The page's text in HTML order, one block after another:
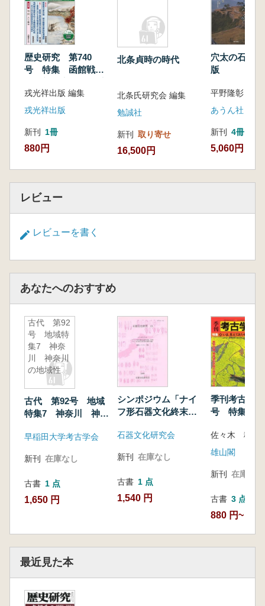
修したか 長崎県立壱岐高等学校 宮野幸
一
文化教養講座 歴史の質問帳(第52回)
〝国主〞や〝城主〞などの呼称による区
別 渡邊洋一
歴史研究 第740
号 特集 函館戦
軍、最後の戦い
戎光祥出版 編集
戎光祥出版
新刊 1冊
880円
北条貞時の時代
北条氏研究会 編集
勉誠社
新刊 取り寄せ
16,500円
穴太の石積
版
平野隆彰 著
あうん社
新刊 4冊
5,060円
レビュー
レビューを書く
あなたへのおすすめ
古代 第92
号 地域特
集7 神奈
川 神奈川
の地域性
古代 第92号 地域
特集7 神奈川 神奈
早稲田大学考古学会
新刊 在庫なし
古書 1 点
1,650 円
シンポジウム「ナイ
フ形石器文化終末
石器文化終末期石器
メント集
石器文化研究会
新刊 在庫なし
古書 1 点
1,540 円
季刊考古学
号 特集:い
佐々木 稔 編
雄山閣
新刊 在庫なし
古書 3 点
880 円~
最近見た本